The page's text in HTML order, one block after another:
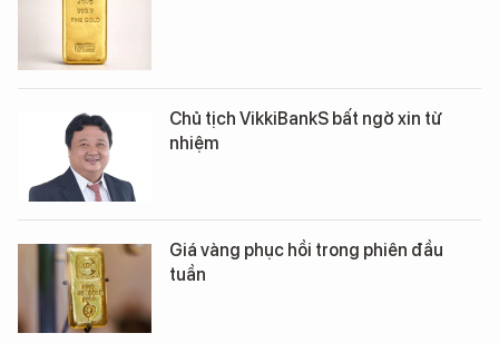
Chủ tịch VikkiBankS bất ngờ xin từ
nhiệm
Giá vàng phục hồi trong phiên đầu
tuần